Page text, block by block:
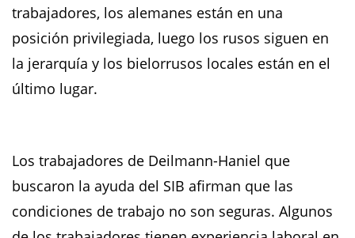
trabajadores, los alemanes están en una
posición privilegiada, luego los rusos siguen en
la jerarquía y los bielorrusos locales están en el
último lugar.
Los trabajadores de Deilmann-Haniel que
buscaron la ayuda del SIB afirman que las
condiciones de trabajo no son seguras. Algunos